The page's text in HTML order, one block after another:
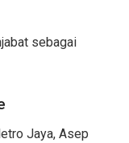
sebagai
Jaya, Asep